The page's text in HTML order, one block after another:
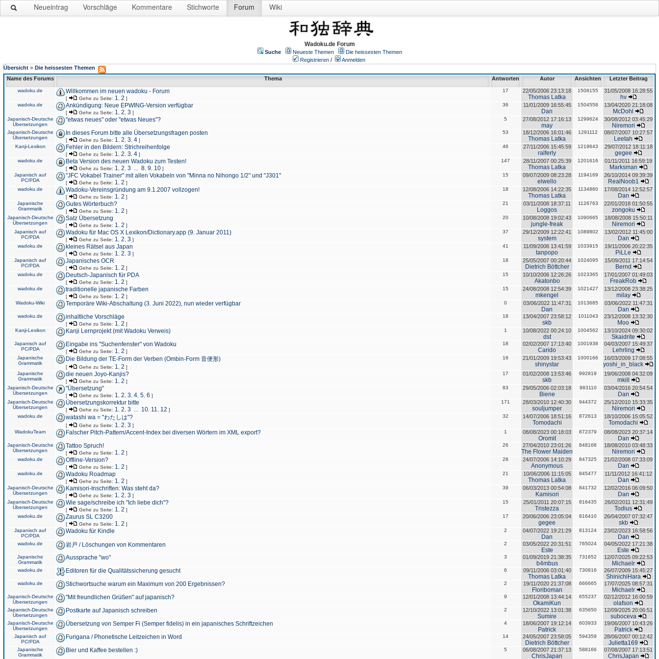
Neueintrag Vorschläge Kommentare Stichworte Forum Wiki
Wadoku.de Forum
Suche Neueste Themen
Die heissesten Themen
Registrieren /
Anmelden
Übersicht » Die heissesten Themen
Name des Forums
Thema Antworten Autor Ansichten Letzter Beitrag
wadoku.de Willkommen im neuen wadoku - Forum
[ Gehe zu Seite: 1 2 ]
17 22/05/2006 23:13:18
Thomas Latka
1508155 31/05/2008 16:28:55
hv
wadoku.de Ankündigung: Neue EPWING-Version verfügbar
[ Gehe zu Seite: 1 2 3 ]
36 11/01/2009 16:55:45
Dan
1504558 13/04/2020 21:18:08
McDohl
Japanisch-Deutsche
Übersetzungen
"etwas neues" oder "etwas Neues"? 5 27/08/2012 17:16:13
may
1299624 30/08/2012 03:45:29
Niremori
Japanisch-Deutsche
Übersetzungen
In dieses Forum bitte alle Übersetzungsfragen posten
[ Gehe zu Seite: 1 2 3 4 ]
53 18/12/2006 16:01:46
Thomas Latka
1291112 08/07/2007 10:27:57
Leetah
Kanji-Lexikon Fehler in den Bildern: Strichreihenfolge
[ Gehe zu Seite: 1 2 3 4 ]
46 27/11/2006 15:45:59
ralferly
1219643 29/07/2012 18:11:18
gegee
wadoku.de Beta Version des neuen Wadoku zum Testen!
[ Gehe zu Seite: 1 2 3 8 9 10 ]
147 28/11/2007 00:25:39
Thomas Latka
1201616 01/11/2011 16:59:19
Marksman
Japanisch auf
PC/PDA
"JFC Vokabel Trainer" mit allen Vokabeln von "Minna no Nihongo 1/2" und "J301"
[ Gehe zu Seite: 1 2 ]
15 09/07/2009 08:23:28
elwello
1194169 26/10/2014 09:39:39
RealNoob1
wadoku.de Wadoku-Vereinsgründung am 9.1.2007 vollzogen!
[ Gehe zu Seite: 1 2 ]
18 12/08/2006 14:22:35
Thomas Latka
1134860 17/08/2014 12:52:57
Dan
Japanische
Grammatik
Gutes Wörterbuch?
[ Gehe zu Seite: 1 2 ]
21 03/11/2008 18:37:11
Loggos
1126763 22/01/2018 01:50:55
zongoku
Japanisch-Deutsche
Übersetzungen
Satz Übersetzung
[ Gehe zu Seite: 1 2 ]
20 10/08/2008 19:02:43
jungle-freak
1090665 18/08/2008 15:50:11
Niremori
Japanisch auf
PC/PDA
Wadoku für Mac OS X Lexikon/Dictionary.app (9. Januar 2011)
[ Gehe zu Seite: 1 2 3 ]
37 29/12/2009 12:22:41
system
1089802 13/02/2012 11:45:00
Dan
wadoku.de kleines Rätsel aus Japan
[ Gehe zu Seite: 1 2 3 ]
41 11/09/2006 13:41:59
tanpopo
1033915 19/11/2006 20:22:35
PiLLe
Japanisch auf
PC/PDA
Japanisches OCR
[ Gehe zu Seite: 1 2 ]
18 25/05/2007 00:20:44
Dietrich Böttcher
1024095 15/09/2011 17:14:54
Bernd
wadoku.de Deutsch-Japanisch für PDA
[ Gehe zu Seite: 1 2 ]
15 10/10/2006 12:26:26
Akatonbo
1023365 17/01/2007 01:49:03
FreakRob
wadoku.de traditionelle japanische Farben
[ Gehe zu Seite: 1 2 ]
15 24/08/2008 12:54:39
mkengel
1021427 13/12/2008 23:38:25
milay
Wadoku-Wiki Temporäre Wiki-Abschaltung (3. Juni 2022), nun wieder verfügbar 0 03/06/2022 11:47:31
Dan
1013685 03/06/2022 11:47:31
Dan
wadoku.de inhaltliche Vorschläge
[ Gehe zu Seite: 1 2 ]
18 13/04/2007 23:58:12
skb
1011043 23/12/2008 13:32:30
Moo
Kanji-Lexikon Kanji Lernprojekt (mit Wadoku Verweis) 1 10/08/2022 00:24:10
dst
1004562 13/10/2024 09:30:02
Skaidrite
Japanisch auf
PC/PDA
Eingabe ins "Suchenfenster" von Wadoku
[ Gehe zu Seite: 1 2 ]
18 02/02/2007 17:13:40
Carido
1001938 04/03/2007 15:49:37
Lehrling
Japanische
Grammatik
Die Bildung der TE-Form der Verben (Ombin-Form 音便形)
[ Gehe zu Seite: 1 2 ]
16 21/01/2009 19:53:43
shinystar
1000166 16/03/2009 17:08:55
yoshi_in_black
Japanische
Grammatik
die neuen Joyo-Kanjis?
[ Gehe zu Seite: 1 2 ]
17 01/02/2008 13:53:46
skb
992819 19/06/2008 04:32:09
mkill
Japanisch-Deutsche
Übersetzungen
"Übersetzung"
[ Gehe zu Seite: 1 2 3 4 5 6 ]
83 29/05/2006 02:03:18
Biene
983110 03/04/2016 20:54:54
Dan
Japanisch-Deutsche
Übersetzungen
Übersetzungskorrektur bitte
[ Gehe zu Seite: 1 2 3 10 11 12 ]
171 28/03/2010 12:40:30
souljumper
944372 25/12/2010 15:33:35
Niremori
wadoku.de watashi wa = "わたしは"?
[ Gehe zu Seite: 1 2 3 ]
32 14/07/2006 18:51:16
Tomodachi
872613 18/10/2006 15:05:52
Tomodachi
WadokuTeam Falscher Pitch-Pattern/Accent-Index bei diversen Wörtern im XML export? 1 08/08/2023 00:18:03
Oromit
872379 08/08/2023 20:37:14
Dan
Japanisch-Deutsche
Übersetzungen
Tattoo Spruch!
[ Gehe zu Seite: 1 2 ]
26 27/04/2010 23:01:26
The Flower Maiden
848168 18/08/2010 03:48:33
Niremori
wadoku.de Offline-Version?
[ Gehe zu Seite: 1 2 ]
28 24/07/2006 14:10:29
Anonymous
847325 21/02/2008 07:33:09
Dan
wadoku.de Wadoku Roadmap
[ Gehe zu Seite: 1 2 ]
21 10/06/2006 11:15:05
Thomas Latka
845477 11/11/2012 16:41:12
Dan
Japanisch-Deutsche
Übersetzungen
Kamisori-Inschriften: Was steht da?
[ Gehe zu Seite: 1 2 3 ]
39 06/03/2013 00:54:08
Kamisori
841732 12/02/2016 06:09:50
Dan
Japanisch-Deutsche
Übersetzungen
Wie sage/schreibe ich "Ich liebe dich"?
[ Gehe zu Seite: 1 2 ]
15 25/01/2011 20:07:15
Tristezza
816435 26/02/2011 12:31:49
Todius
wadoku.de Zaurus SL C3200
[ Gehe zu Seite: 1 2 ]
17 20/06/2006 23:05:04
gegee
816410 26/04/2007 07:32:47
skb
Japanisch auf
PC/PDA
Wadoku für Kindle 2 04/07/2022 19:21:29
Dan
813124 23/02/2023 16:58:56
Dan
wadoku.de 岩戸 / Löschungen von Kommentaren 2 03/05/2022 20:31:51
Este
765024 04/05/2022 17:21:38
Este
Japanische
Grammatik
Aussprache "wo" 3 01/09/2019 21:38:35
b4mbus
731652 12/07/2025 09:22:53
Michaelr
wadoku.de Editoren für die Qualitätssicherung gesucht 6 09/11/2006 03:01:40
Thomas Latka
730816 26/07/2009 15:45:27
ShinichiHara
wadoku.de Stichwortsuche warum ein Maximum von 200 Ergebnissen? 2 19/11/2020 21:37:08
Floriboman
666665 17/07/2025 08:57:31
Michaelr
Japanisch-Deutsche
Übersetzungen
"Mit freundlichen Grüßen" auf japanisch? 9 12/01/2008 13:44:14
OkamiKun
655237 02/12/2012 16:00:59
olafson
Japanisch-Deutsche
Übersetzungen
Postkarte auf Japanisch schreiben 2 12/10/2022 13:01:38
Sumire
635650 12/09/2025 20:06:51
suboceva
Japanisch-Deutsche
Übersetzungen
Übersetzung von Semper Fi (Semper fidelis) in ein japanisches Schriftzeichen 4 18/06/2007 19:12:14
Patrick
603933 19/06/2007 10:43:26
Patrick
Japanisch auf
PC/PDA
Furigana / Phonetische Leitzeichen in Word 14 24/05/2007 23:58:05
Dietrich Böttcher
594359 28/06/2007 00:12:42
Julietta169
Japanische
Grammatik
Bier und Kaffee bestellen :) 5 06/08/2007 21:37:13
ChrisJapan
588166 07/08/2007 17:13:51
ChrisJapan